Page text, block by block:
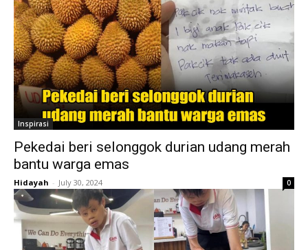
Inspirasi
Pekedai beri selonggok durian udang merah
bantu warga emas
Hidayah - July 30, 2024 0